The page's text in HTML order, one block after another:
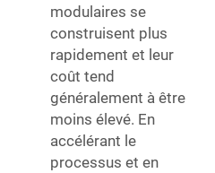
modulaires se
construisent plus
rapidement et leur
coût tend
généralement à être
moins élevé. En
accélérant le
processus et en